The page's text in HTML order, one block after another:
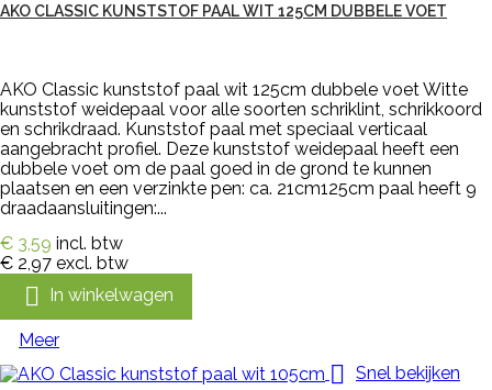
AKO CLASSIC KUNSTSTOF PAAL WIT 125CM DUBBELE VOET
AKO Classic kunststof paal wit 125cm dubbele voet Witte
kunststof weidepaal voor alle soorten schriklint, schrikkoord
en schrikdraad. Kunststof paal met speciaal verticaal
aangebracht profiel. Deze kunststof weidepaal heeft een
dubbele voet om de paal goed in de grond te kunnen
plaatsen en een verzinkte pen: ca. 21cm125cm paal heeft 9
draadaansluitingen:...
€ 3,59 incl. btw
€ 2,97 excl. btw
 In winkelwagen
Meer
 Snel bekijken